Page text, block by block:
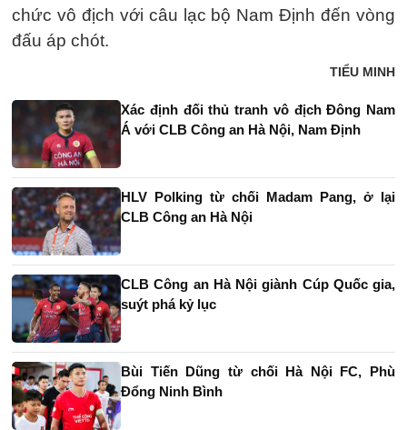
chức vô địch với câu lạc bộ Nam Định đến vòng
đấu áp chót.
TIỂU MINH
Xác định đối thủ tranh vô địch Đông Nam
Á với CLB Công an Hà Nội, Nam Định
HLV Polking từ chối Madam Pang, ở lại
CLB Công an Hà Nội
CLB Công an Hà Nội giành Cúp Quốc gia,
suýt phá kỷ lục
Bùi Tiến Dũng từ chối Hà Nội FC, Phù
Đổng Ninh Bình